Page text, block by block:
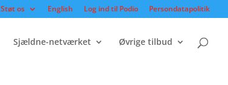
Støt os English Log ind til Podio Persondatapolitik
Sjældne-netværket Øvrige tilbud